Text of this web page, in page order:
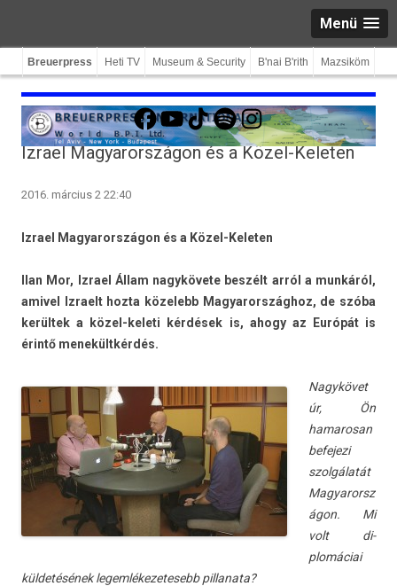
Menü
Breuerpress Heti TV Museum & Security B'nai B'rith Mazsiköm
Facebook
YouTube
TikTokSpotifyInstagram
Izrael Magyarországon és a Közel-Keleten
2016. március 2 22:40
Iz­rael Magyarországon és a Közel-Keleten
Ilan Mor, Iz­rael Állam nagykövete beszélt arról a munkáról,
amivel Iz­raelt hozta közelebb Magyarország­hoz, de szóba
kerültek a közel-keleti kérdések is, ahogy az Európát is
érintő menekültkérdés.
Nagykövet
úr, Ön
hamarosan
be­fejezi
szolgálatát
Magyarorsz
ágon. Mi
volt di­
plomáciai
küldetésének legem­lékezetesebb pil­lanata?